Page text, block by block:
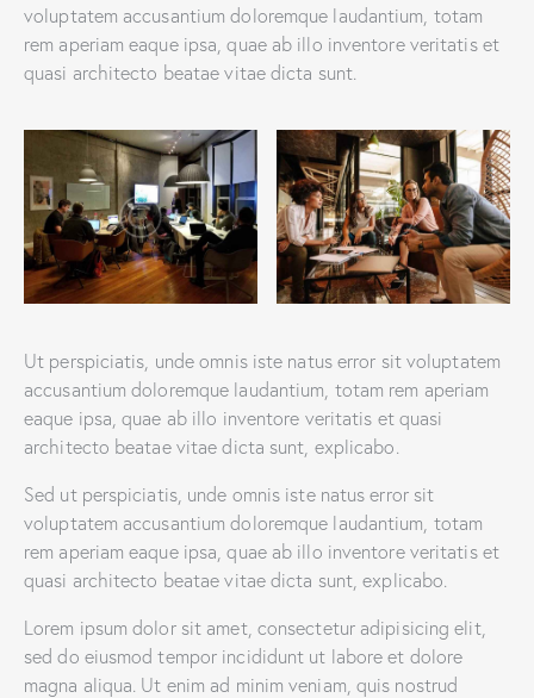
voluptatem accusantium doloremque laudantium, totam
rem aperiam eaque ipsa, quae ab illo inventore veritatis et
quasi architecto beatae vitae dicta sunt.
Ut perspiciatis, unde omnis iste natus error sit voluptatem
accusantium doloremque laudantium, totam rem aperiam
eaque ipsa, quae ab illo inventore veritatis et quasi
architecto beatae vitae dicta sunt, explicabo.
Sed ut perspiciatis, unde omnis iste natus error sit
voluptatem accusantium doloremque laudantium, totam
rem aperiam eaque ipsa, quae ab illo inventore veritatis et
quasi architecto beatae vitae dicta sunt, explicabo.
Lorem ipsum dolor sit amet, consectetur adipisicing elit,
sed do eiusmod tempor incididunt ut labore et dolore
magna aliqua. Ut enim ad minim veniam, quis nostrud